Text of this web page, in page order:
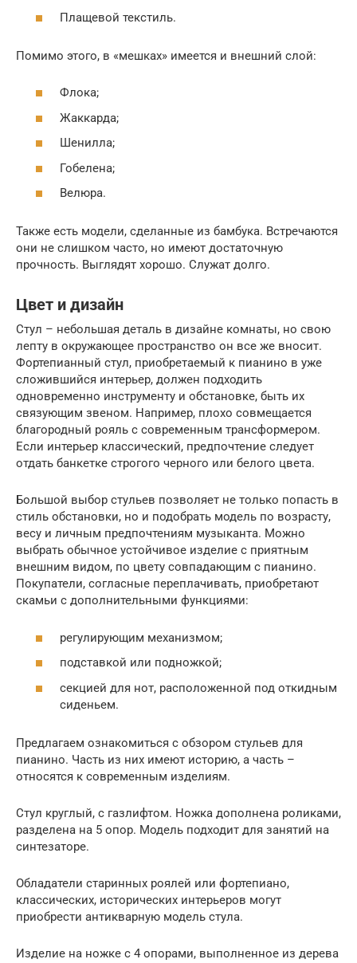
Плащевой текстиль.
Помимо этого, в «мешках» имеется и внешний слой:
Флока;
Жаккарда;
Шенилла;
Гобелена;
Велюра.
Также есть модели, сделанные из бамбука. Встречаются
они не слишком часто, но имеют достаточную
прочность. Выглядят хорошо. Служат долго.
Цвет и дизайн
Стул – небольшая деталь в дизайне комнаты, но свою
лепту в окружающее пространство он все же вносит.
Фортепианный стул, приобретаемый к пианино в уже
сложившийся интерьер, должен подходить
одновременно инструменту и обстановке, быть их
связующим звеном. Например, плохо совмещается
благородный рояль с современным трансформером.
Если интерьер классический, предпочтение следует
отдать банкетке строгого черного или белого цвета.
Большой выбор стульев позволяет не только попасть в
стиль обстановки, но и подобрать модель по возрасту,
весу и личным предпочтениям музыканта. Можно
выбрать обычное устойчивое изделие с приятным
внешним видом, по цвету совпадающим с пианино.
Покупатели, согласные переплачивать, приобретают
скамьи с дополнительными функциями:
регулирующим механизмом;
подставкой или подножкой;
секцией для нот, расположенной под откидным
сиденьем.
Предлагаем ознакомиться с обзором стульев для
пианино. Часть из них имеют историю, а часть –
относятся к современным изделиям.
Стул круглый, с газлифтом. Ножка дополнена роликами,
разделена на 5 опор. Модель подходит для занятий на
синтезаторе.
Обладатели старинных роялей или фортепиано,
классических, исторических интерьеров могут
приобрести антикварную модель стула.
Изделие на ножке с 4 опорами, выполненное из дерева